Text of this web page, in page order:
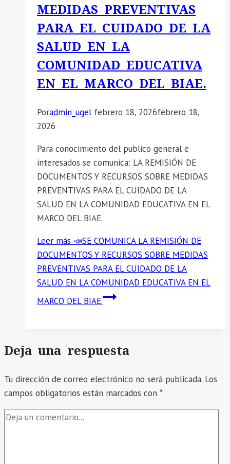
MEDIDAS PREVENTIVAS
PARA EL CUIDADO DE LA
SALUD EN LA
COMUNIDAD EDUCATIVA
EN EL MARCO DEL BIAE.
Poradmin_ugel febrero 18, 2026febrero 18,
2026
Para conocimiento del publico general e
interesados se comunica: LA REMISIÓN DE
DOCUMENTOS Y RECURSOS SOBRE MEDIDAS
PREVENTIVAS PARA EL CUIDADO DE LA
SALUD EN LA COMUNIDAD EDUCATIVA EN EL
MARCO DEL BIAE.
Leer más 📣SE COMUNICA LA REMISIÓN DE
DOCUMENTOS Y RECURSOS SOBRE MEDIDAS
PREVENTIVAS PARA EL CUIDADO DE LA
SALUD EN LA COMUNIDAD EDUCATIVA EN EL
MARCO DEL BIAE.
Deja una respuesta
Tu dirección de correo electrónico no será publicada. Los
campos obligatorios están marcados con *